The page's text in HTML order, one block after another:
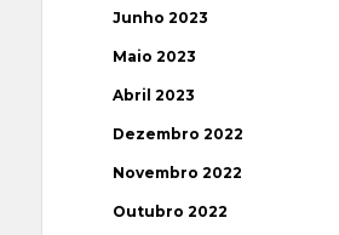
Junho 2023
Maio 2023
Abril 2023
Dezembro 2022
Novembro 2022
Outubro 2022